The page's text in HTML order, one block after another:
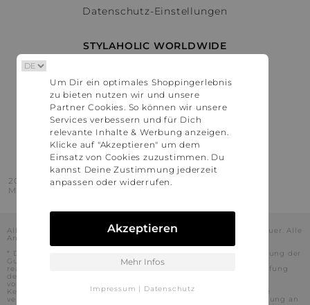
Datenschutz-Einstellungen
STYLAHOLIC WORLDWIDE
Österreich
Schweiz
France
United States
2016 - 2026 © Stylaholic.
Made for you with love in munich.
Alle Preise inkl. der jeweils geltenden gesetzlichen Mehrwertsteuer. Alle
Angaben ohne Gewähr.
* Die angezeigten Preise beinhalten Rabatte, die durch die Nutzung der
Gutschein-Codes auf den Seiten unserer Partner voraussichtlich
realisiert werden können. Stylaholic führt keine vollständige Prüfung
der Gutschein-Codes durch und es kann daher in Einzelfällen
vorkommen, dass die Gutscheine abweichend von unserem
Kenntnisstand bei dem jeweiligen Shop nicht oder nur teilweise
verwendet werden können. Darüber hinaus kann deren Verwendung an
Um Dir ein optimales Shoppingerlebnis
zu bieten nutzen wir und unsere
Partner Cookies. So können wir unsere
Services verbessern und für Dich
relevante Inhalte & Werbung anzeigen.
Klicke auf "Akzeptieren" um dem
Einsatz von Cookies zuzustimmen. Du
kannst Deine Zustimmung jederzeit
anpassen oder widerrufen.
Akzeptieren
Mehr Infos
Impressum | Datenschutz